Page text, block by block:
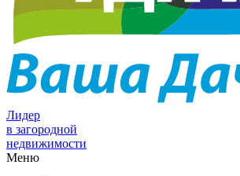
Лидер
в загородной
недвижимости
Меню